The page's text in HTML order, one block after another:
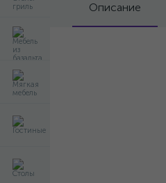
Описание